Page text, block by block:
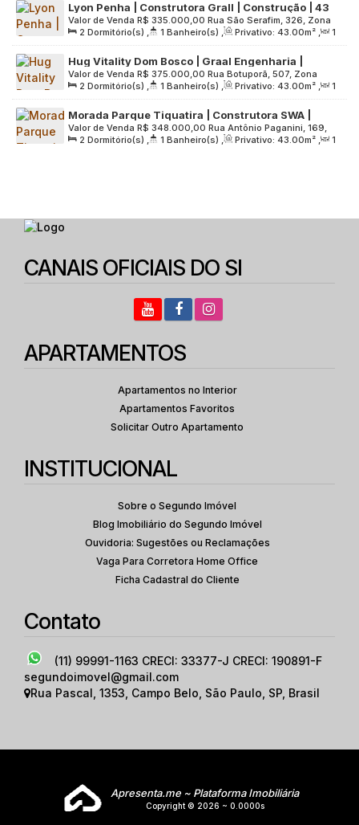
Lyon Penha | Construtora Grall | Construção | 43
metros | 02 dormitórios | varanda grill | sem vaga
R$ 335.000,00
Valor de Venda
Rua São Serafim, 326, Zona
Leste, 03638-000, Penha de França, São Paulo, São Paulo,
Brasil
2 Dormitório(s) , 1 Banheiro(s) , Privativo: 43.00m² ,
1
Sala(s) , Útil: 43.00m² , Terreno: 2425.00m²
Hug Vitality Dom Bosco | Graal Engenharia |
Construção | 43 metros | 02 dormitórios | varanda
| 01 vaga
R$ 375.000,00
Valor de Venda
Rua Botuporã, 507, Zona
Leste, 08215-470, Itaquera, São Paulo, São Paulo, Brasil
2 Dormitório(s) , 1 Banheiro(s) , Privativo: 43.00m² ,
1
Sala(s) , 1 Vaga(s) , Útil: 43.00m² , Terreno: 2937.00m²
Morada Parque Tiquatira | Construtora SWA |
Lançamento | 43 metros | 02 dormitórios | com
varanda | sem vaga
R$ 348.000,00
Valor de Venda
Rua Antônio Paganini, 169,
Zona Leste, 03732-140, Chácara Cruzeiro do Sul, São Paulo,
2 Dormitório(s) , 1 Banheiro(s) , Privativo: 43.00m² ,
1
CANAIS OFICIAIS DO SI
APARTAMENTOS
Apartamentos no Interior
Apartamentos Favoritos
Solicitar Outro Apartamento
INSTITUCIONAL
Sobre o Segundo Imóvel
Blog Imobiliário do Segundo Imóvel
Ouvidoria: Sugestões ou Reclamações
Vaga Para Corretora Home Office
Ficha Cadastral do Cliente
Contato
(11) 99991-1163 CRECI: 33377-J CRECI: 190891-F
segundoimovel@gmail.com
Rua Pascal , 1353, Campo Belo, São Paulo, SP, Brasil
Apresenta.me ~ Plataforma Imobiliária
Copyright © 2026 ~ 0.0000s